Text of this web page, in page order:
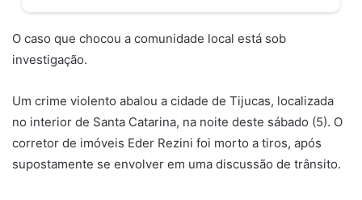
O caso que chocou a comunidade local está sob
investigação.
Um crime violento abalou a cidade de Tijucas, localizada
no interior de Santa Catarina, na noite deste sábado (5). O
corretor de imóveis Eder Rezini foi morto a tiros, após
supostamente se envolver em uma discussão de trânsito.